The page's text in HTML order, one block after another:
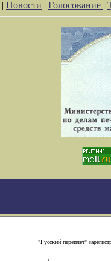
| Новости | Голосование |
"Русский переплет"